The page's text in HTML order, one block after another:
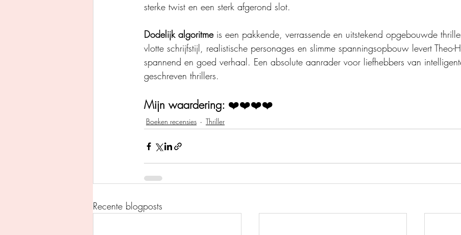
sterke twist en een sterk afgerond slot.
Dodelijk algoritme is een pakkende, verrassende en uitstekend opgebouwde
vlotte schrijfstijl, realistische personages en slimme spanningsopbouw levert Theo-
spannend en goed verhaal. Een absolute aanrader voor liefhebbers van
geschreven thrillers.
Mijn waardering: ❤️❤️❤️❤️
Boeken recensies Thriller
Recente blogposts